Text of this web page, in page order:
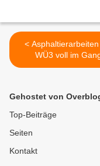
< Asphaltierarbeiten auf
WÜ3 voll im
Gehostet von
Top-Beiträge
Seiten
Kontakt